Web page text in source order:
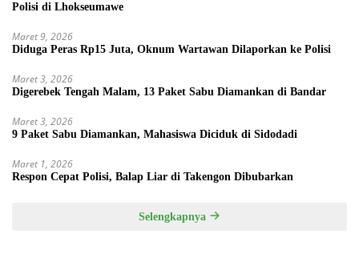
Polisi di Lhokseumawe
Maret 9, 2026
Diduga Peras Rp15 Juta, Oknum Wartawan Dilaporkan ke Polisi
Maret 3, 2026
Digerebek Tengah Malam, 13 Paket Sabu Diamankan di Bandar
Maret 3, 2026
9 Paket Sabu Diamankan, Mahasiswa Diciduk di Sidodadi
Maret 1, 2026
Respon Cepat Polisi, Balap Liar di Takengon Dibubarkan
Selengkapnya